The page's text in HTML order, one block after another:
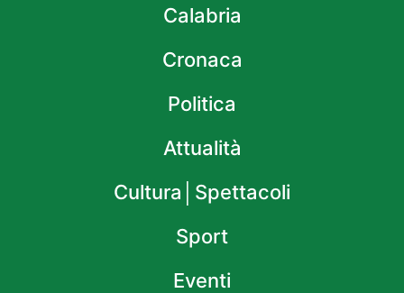
Calabria
Cronaca
Politica
Attualità
Cultura│Spettacoli
Sport
Eventi